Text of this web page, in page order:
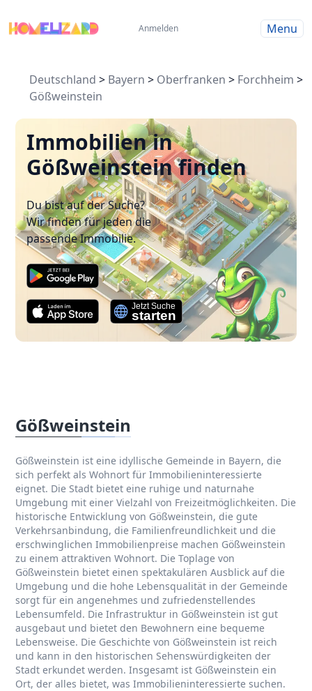
Anmelden Menu
Deutschland > Bayern > Oberfranken > Forchheim >
Gößweinstein
Immobilien in
Gößweinstein finden
Du bist auf der Suche?
Wir finden für jeden die
passende Immobilie.
Gößweinstein
Gößweinstein ist eine idyllische Gemeinde in Bayern, die
sich perfekt als Wohnort für Immobilieninteressierte
eignet. Die Stadt bietet eine ruhige und naturnahe
Umgebung mit einer Vielzahl von Freizeitmöglichkeiten. Die
historische Entwicklung von Gößweinstein, die gute
Verkehrsanbindung, die Familienfreundlichkeit und die
erschwinglichen Immobilienpreise machen Gößweinstein
zu einem attraktiven Wohnort. Die Toplage von
Gößweinstein bietet einen spektakulären Ausblick auf die
Umgebung und die hohe Lebensqualität in der Gemeinde
sorgt für ein angenehmes und zufriedenstellendes
Lebensumfeld. Die Infrastruktur in Gößweinstein ist gut
ausgebaut und bietet den Bewohnern eine bequeme
Lebensweise. Die Geschichte von Gößweinstein ist reich
und kann in den historischen Sehenswürdigkeiten der
Stadt erkundet werden. Insgesamt ist Gößweinstein ein
Ort, der alles bietet, was Immobilieninteressierte suchen.